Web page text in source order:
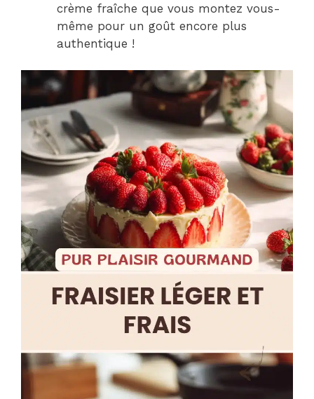
crème fraîche que vous montez vous-
même pour un goût encore plus
authentique !